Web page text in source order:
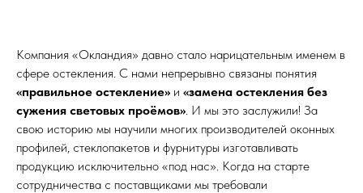
Компания «Окландия» давно стало нарицательным именем в
сфере остекления. С нами непрерывно связаны понятия
«правильное остекление» и «замена остекления без
сужения световых проёмов». И мы это заслужили! За
свою историю мы научили многих производителей оконных
профилей, стеклопакетов и фурнитуры изготавливать
продукцию исключительно «под нас». Когда на старте
сотрудничества с поставщиками мы требовали